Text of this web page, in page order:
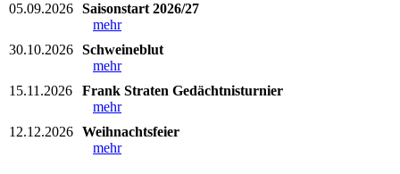
05.09.2026 Saisonstart 2026/27
mehr
30.10.2026 Schweineblut
mehr
15.11.2026
Frank Straten Gedächtnisturnier
mehr
12.12.2026 Weihnachtsfeier
mehr